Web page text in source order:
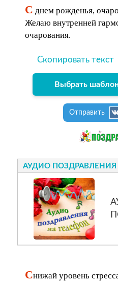
С днем рожденья,
Желаю внутренней
очарования.
Скопировать текст
Выбрать
Отправить
АУДИО ПОЗДРАВЛЕНИЯ
Снижай уровень